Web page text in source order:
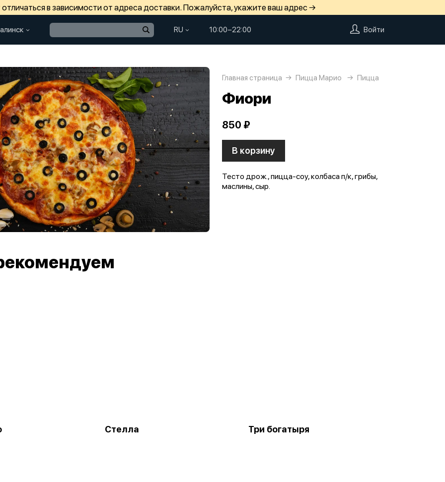
в зависимости от адреса доставки. Пожалуйста, укажите ваш адрес →
RU 10:00−22:00 Войти
Главная страница Пицца Марио Пицца
Фиори
850 ₽
В корзину
Тесто дрож., пицца-соу, колбаса п/к, грибы,
маслины, сыр.
Стелла Три богатыря